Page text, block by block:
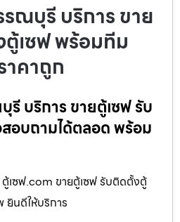
ณบุรี บริการ ขาย
เซฟ พร้อมทีม
คาถูก
บริการ ขายตู้เซฟ รับ
อบถามได้ตลอด พร้อม
เซฟ.com ขายตู้เซฟ รับติดตั้งตู้
ยินดีให้บริการ